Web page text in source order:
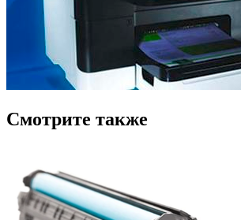
Смотрите также